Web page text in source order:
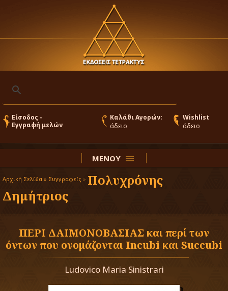
Είσοδος -
Εγγραφή μελών
Καλάθι Αγορών:
άδειο
Wishlist
άδειο
ΜΕΝΟΥ
Αρχική Σελίδα » Συγγραφείς » Πολυχρόνης
Δημήτριος
ΠΕΡΙ ΔΑΙΜΟΝΟΒΑΣΙΑΣ και περί των
όντων που ονομάζονται Incubi και Succubi
Ludovico Maria Sinistrari